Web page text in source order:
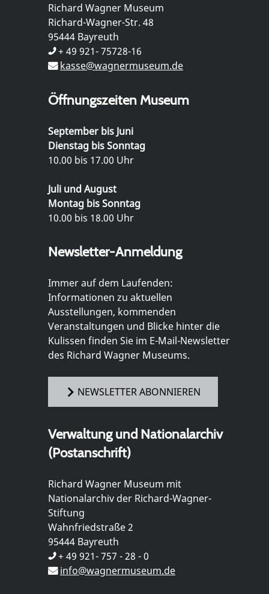
Richard Wagner Museum
Richard-Wagner-Str. 48
95444 Bayreuth
+ 49 921- 75728-16
kasse@wagnermuseum.de
Öffnungszeiten Museum
September bis Juni
Dienstag bis Sonntag
10.00 bis 17.00 Uhr
Juli und August
Montag bis Sonntag
10.00 bis 18.00 Uhr
Newsletter-Anmeldung
Immer auf dem Laufenden:
Informationen zu aktuellen
Ausstellungen, kommenden
Veranstaltungen und Blicke hinter die
Kulissen finden Sie im E-Mail-Newsletter
des Richard Wagner Museums.
NEWSLETTER ABONNIEREN
Verwaltung und Nationalarchiv
(Postanschrift)
Richard Wagner Museum mit
Nationalarchiv der Richard-Wagner-
Stiftung
Wahnfriedstraße 2
95444 Bayreuth
+ 49 921- 757 - 28 - 0
info@wagnermuseum.de